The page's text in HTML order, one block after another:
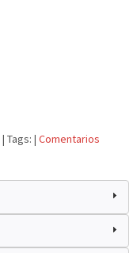
| Tags: | Comentarios